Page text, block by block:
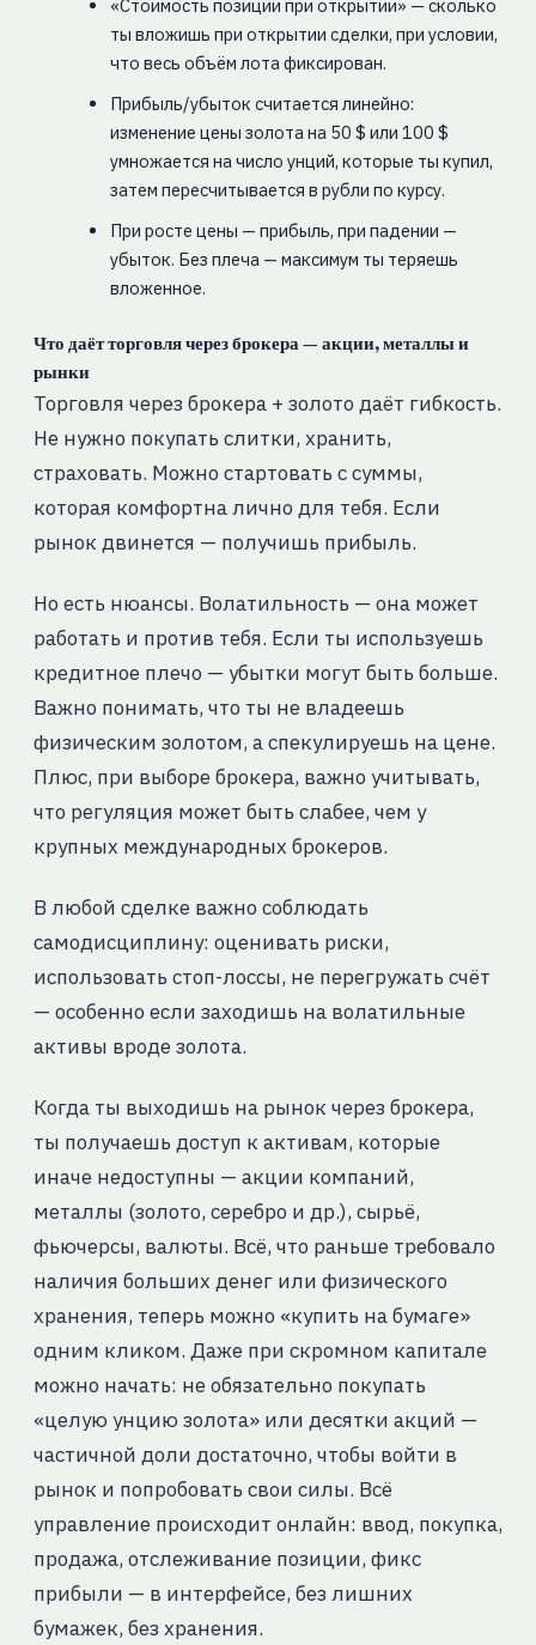
«Стоимость позиции при открытии» — сколько
ты вложишь при открытии сделки, при условии,
что весь объём лота фиксирован.
Прибыль/убыток считается линейно:
изменение цены золота на 50 $ или 100 $
умножается на число унций, которые ты купил,
затем пересчитывается в рубли по курсу.
При росте цены — прибыль, при падении —
убыток. Без плеча — максимум ты теряешь
вложенное.
Что даёт торговля через брокера — акции, металлы и
рынки
Торговля через брокера + золото даёт гибкость.
Не нужно покупать слитки, хранить,
страховать. Можно стартовать с суммы,
которая комфортна лично для тебя. Если
рынок двинется — получишь прибыль.
Но есть нюансы. Волатильность — она может
работать и против тебя. Если ты используешь
кредитное плечо — убытки могут быть больше.
Важно понимать, что ты не владеешь
физическим золотом, а спекулируешь на цене.
Плюс, при выборе брокера, важно учитывать,
что регуляция может быть слабее, чем у
крупных международных брокеров.
В любой сделке важно соблюдать
самодисциплину: оценивать риски,
использовать стоп-лоссы, не перегружать счёт
— особенно если заходишь на волатильные
активы вроде золота.
Когда ты выходишь на рынок через брокера,
ты получаешь доступ к активам, которые
иначе недоступны — акции компаний,
металлы (золото, серебро и др.), сырьё,
фьючерсы, валюты. Всё, что раньше требовало
наличия больших денег или физического
хранения, теперь можно «купить на бумаге»
одним кликом. Даже при скромном капитале
можно начать: не обязательно покупать
«целую унцию золота» или десятки акций —
частичной доли достаточно, чтобы войти в
рынок и попробовать свои силы. Всё
управление происходит онлайн: ввод, покупка,
продажа, отслеживание позиции, фикс
прибыли — в интерфейсе, без лишних
бумажек, без хранения.